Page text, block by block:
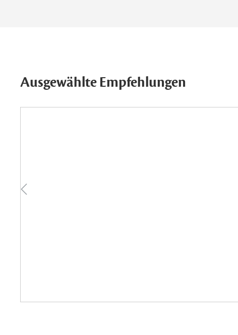
Ausgewählte Empfehlungen